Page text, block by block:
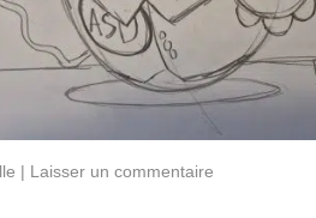
| Laisser un commentaire